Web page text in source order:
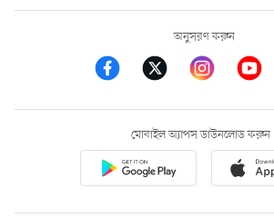
অনুসরণ করুন
মোবাইল অ্যাপস ডাউনলোড করুন